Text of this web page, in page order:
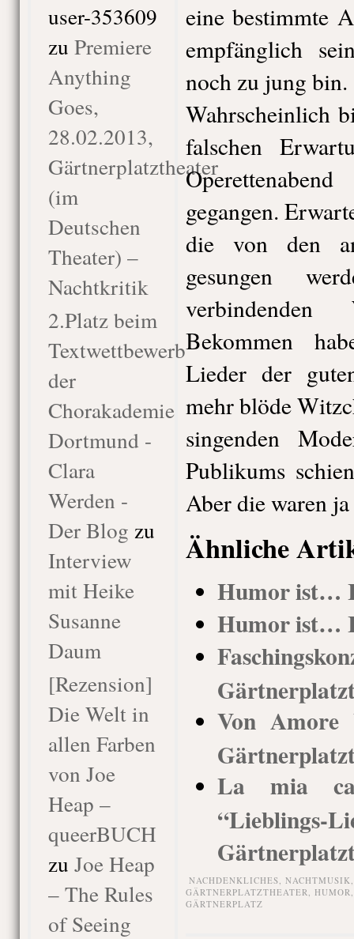
user-353609
zu Premiere
Anything
Goes,
28.02.2013,
Gärtnerplatztheater
(im
Deutschen
Theater) –
Nachtkritik
2.Platz beim
Textwettbewerb
der
Chorakademie
Dortmund -
Clara
Werden -
Der Blog zu
Interview
mit Heike
Susanne
Daum
[Rezension]
Die Welt in
allen Farben
von Joe
Heap –
queerBUCH
zu Joe Heap
– The Rules
of Seeing
eine bestimmte
empfänglich
noch zu jung bin.
Wahrscheinlich
falschen
gegangen.
die von den
gesungen
verbindenden
Bekommen
Lieder der
mehr blöde
singenden
Publikums
Aber die waren
Ähnliche
Humor ist…
Humor ist…
Von Amore
La mia
“Lieblings-
NACHDENKLICHES,
GÄRTNERPLATZTHEATER, HUMOR
GÄRTNERPLATZ